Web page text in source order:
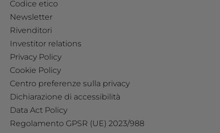
Codice etico
Newsletter
Rivenditori
Investitor relations
Privacy Policy
Cookie Policy
Centro preferenze sulla privacy
Dichiarazione di accessibilità
Data Act Policy
Regolamento GPSR (UE) 2023/988